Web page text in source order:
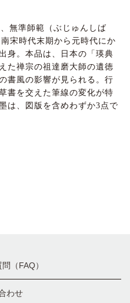
無準師範（ぶじゅんしば
宋時代末期から元時代にか
身。本品は、日本の「瑛典
た禅宗の祖達磨大師の遺徳
書風の影響が見られる。行
書を交えた筆線の変化が特
は、図版を含めわずか3点で
（FAQ）
わせ